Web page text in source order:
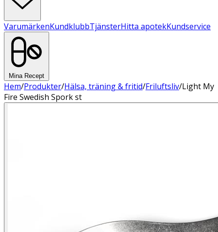
VarumärkenKundklubbTjänsterHitta apotekKundservice
Mina Recept
Hem/Produkter/Hälsa, träning & fritid/Friluftsliv/Light My
Fire Swedish Spork st